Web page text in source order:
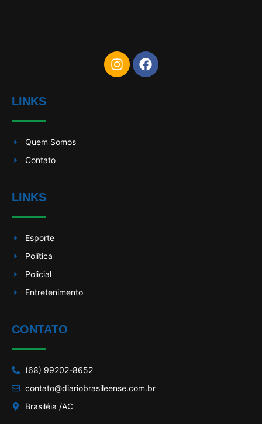
LINKS
Quem Somos
Contato
LINKS
Esporte
Política
Policial
Entretenimento
CONTATO
(68) 99202-8652
contato@diariobrasileense.com.br
Brasiléia /AC